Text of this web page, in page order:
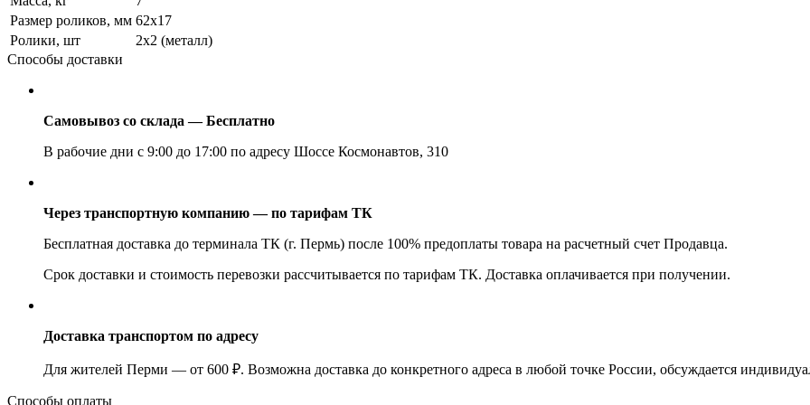
Размер роликов, мм 62х17
Ролики, шт
2х2 (металл)
Способы доставки
Самовывоз со склада — Бесплатно
В рабочие дни с 9:00 до 17:00 по адресу Шоссе Космонавтов, 310
Через транспортную компанию — по тарифам ТК
Бесплатная доставка до терминала ТК (г. Пермь) после 100% предоплаты товара на расчетный счет Продавца.
Срок доставки и стоимость перевозки рассчитывается по тарифам ТК. Доставка оплачивается при получении.
Доставка транспортом по адресу
Для жителей Перми — от 600 ₽. Возможна доставка до конкретного адреса в любой точке России, обсуждается
Способы оплаты